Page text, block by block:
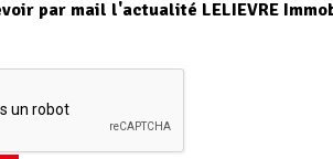
par mail l'actualité LELIEVRE